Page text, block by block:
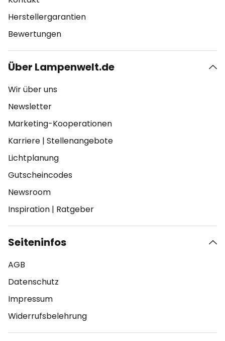
Herstellergarantien
Bewertungen
Über Lampenwelt.de
Wir über uns
Newsletter
Marketing-Kooperationen
Karriere | Stellenangebote
Lichtplanung
Gutscheincodes
Newsroom
Inspiration | Ratgeber
Seiteninfos
AGB
Datenschutz
Impressum
Widerrufsbelehrung